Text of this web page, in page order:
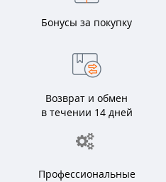
Бонусы за покупку
Возврат и обмен
в течении 14 дней
Профессиональные